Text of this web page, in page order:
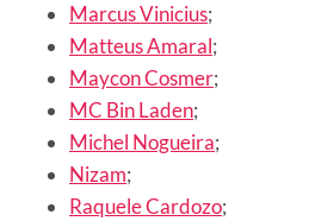
Marcus Vinicius;
Matteus Amaral;
Maycon Cosmer;
MC Bin Laden;
Michel Nogueira;
Nizam;
Raquele Cardozo;